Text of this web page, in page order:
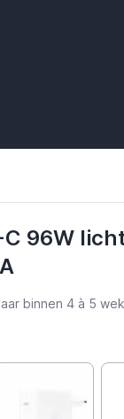
C 96W
binnen 4 à 5